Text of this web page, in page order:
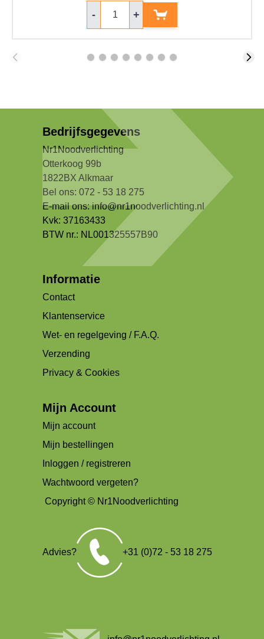
- +
Bedrijfsgegevens
Nr1Noodverlichting
Otterkoog 99b
1822BX Alkmaar
Bel ons: 072 - 53 18 275
E-mail ons:info@nr1noodverlichting.nl
Kvk: 37163433
BTW nr.: NL001325557B90
Informatie
Contact
Klantenservice
Wet- en regelgeving / F.A.Q.
Verzending
Privacy & Cookies
Mijn Account
Mijn account
Mijn bestellingen
Inloggen / registreren
Wachtwoord vergeten?
Copyright © Nr1Noodverlichting
Advies? +31 (0)72 - 53 18 275